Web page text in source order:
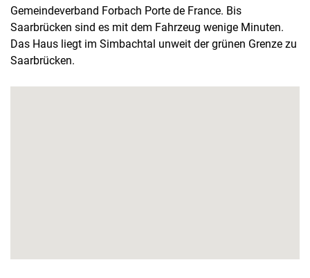
Gemeindeverband Forbach Porte de France. Bis
Saarbrücken sind es mit dem Fahrzeug wenige Minuten.
Das Haus liegt im Simbachtal unweit der grünen Grenze zu
Saarbrücken.